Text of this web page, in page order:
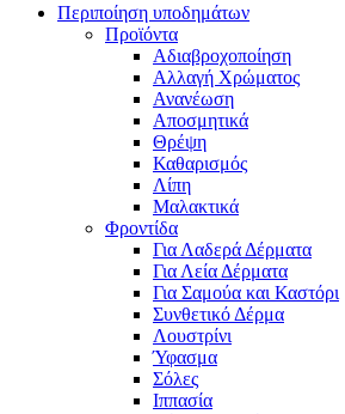
Περιποίηση υποδημάτων
Προϊόντα
Αδιαβροχοποίηση
Αλλαγή Χρώματος
Ανανέωση
Αποσμητικά
Θρέψη
Καθαρισμός
Λίπη
Μαλακτικά
Φροντίδα
Για Λαδερά Δέρματα
Για Λεία Δέρματα
Για Σαμούα και Καστόρι
Συνθετικό Δέρμα
Λουστρίνι
Ύφασμα
Σόλες
Ιππασία